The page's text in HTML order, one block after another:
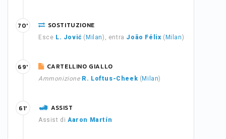
SOSTITUZIONE
Esce L. Jović ( Milan), entra João Félix ( Milan)
70'
CARTELLINO GIALLO
Ammonizione R. Loftus-Cheek ( Milan)
69'
ASSIST
Assist di Aaron Martín
61'